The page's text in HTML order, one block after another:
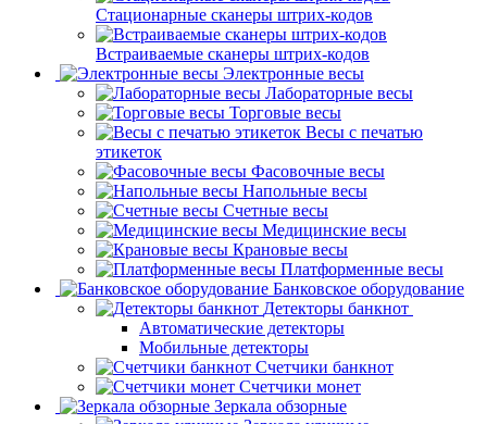
Стационарные сканеры штрих-кодов
Встраиваемые сканеры штрих-кодов
Электронные весы
Лабораторные весы
Торговые весы
Весы с печатью
этикеток
Фасовочные весы
Напольные весы
Счетные весы
Медицинские весы
Крановые весы
Платформенные весы
Банковское оборудование
Детекторы банкнот
Автоматические детекторы
Мобильные детекторы
Счетчики банкнот
Счетчики монет
Зеркала обзорные